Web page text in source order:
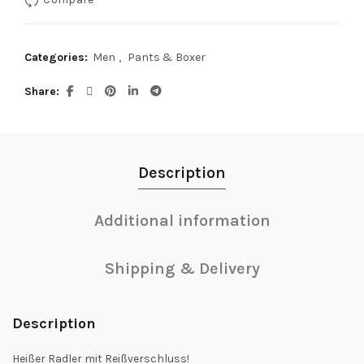
Categories: Men , Pants & Boxer
Share
Description
Additional information
Shipping & Delivery
Description
Heißer Radler mit Reißverschluss!